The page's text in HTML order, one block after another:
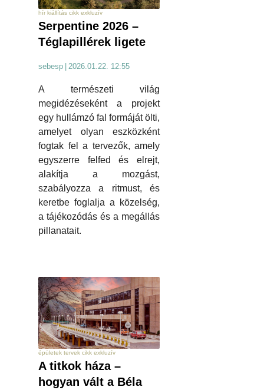
hír kiállítás cikk exkluzív
Serpentine 2026 –
Téglapillérek ligete
sebesp 2026.01.22. 12:55
A természeti világ
megidézéseként a projekt
egy hullámzó fal formáját ölti,
amelyet olyan eszközként
fogtak fel a tervezők, amely
egyszerre felfed és elrejt,
alakítja a mozgást,
szabályozza a ritmust, és
keretbe foglalja a közelség,
a tájékozódás és a megállás
pillanatait.
épületek tervek cikk exkluzív
A titkok háza –
hogyan vált a Béla